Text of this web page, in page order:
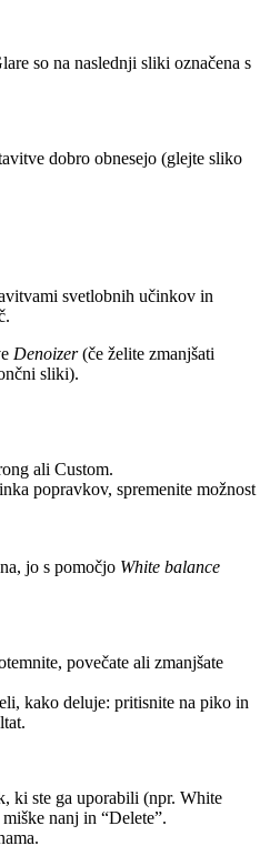
so na naslednji sliki označena s
dobro obnesejo (glejte sliko
svetlobnih učinkov in
Denoizer(če želite zmanjšati
sliki).
ali Custom.
popravkov, spremenite možnost
jo s pomočjo White balance
povečate ali zmanjšate
kako deluje: pritisnite na piko in
ki ste ga uporabili (npr. White
nanj in “Delete”.